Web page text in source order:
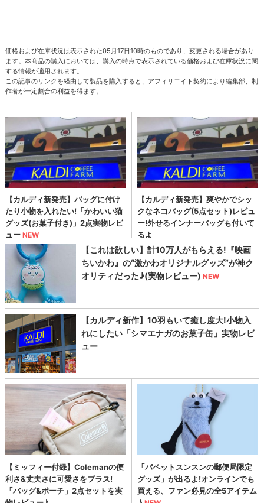
価格および在庫状況は表示された05月17日10時のものであり、変更される場合があり
ます。本商品の購入においては、購入の時点で表示されている価格および在庫状況に関
する情報が適用されます。
この記事のリンクを経由して製品を購入すると、アフィリエイト契約により編集部、制
作者が一定割合の利益を得ます。